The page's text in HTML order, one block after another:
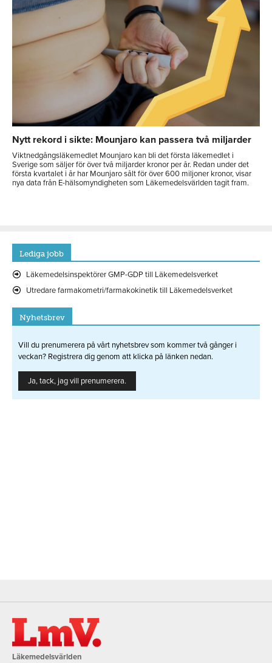
Nytt rekord i sikte: Mounjaro kan passera två miljarder
Viktnedgångsläkemedlet Mounjaro kan bli det första läkemedlet i
Sverige som säljer för över två miljarder kronor per år. Redan under det
första kvartalet i år har Mounjaro sålt för över 600 miljoner kronor, visar
nya data från E-hälsomyndigheten som Läkemedelsvärlden tagit fram.
Lediga jobb
Läkemedelsinspektörer GMP-GDP till Läkemedelsverket
Utredare farmakometri/farmakokinetik till Läkemedelsverket
Nyhetsbrev
Vill du prenumerera på vårt nyhetsbrev som kommer två gånger i
veckan? Registrera dig genom att klicka på länken nedan.
Ja, tack, jag vill prenumerera.
Läkemedelsvärlden